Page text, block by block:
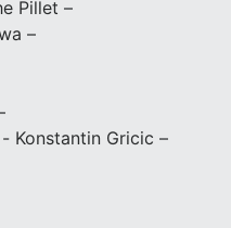
Pillet –
–
Konstantin Gricic –